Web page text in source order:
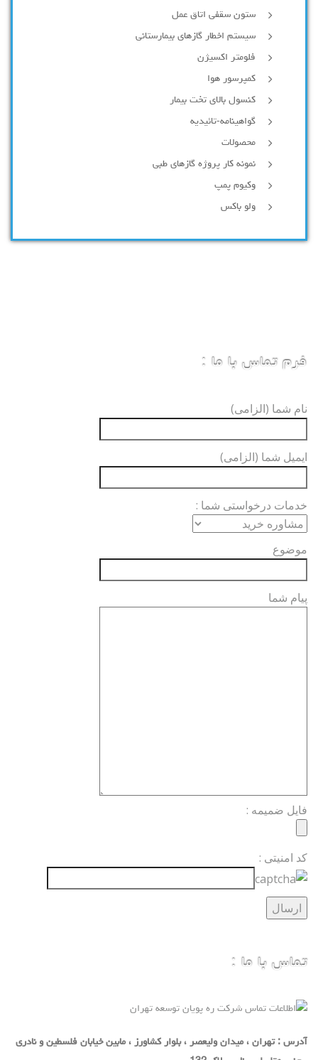
ستون سقفی اتاق عمل
سیستم اخطار گازهای بیمارستانی
فلومتر اکسیژن
کمپرسور هوا
کنسول بالای تخت بیمار
گواهینامه-تائیدیه
محصولات
نمونه کار پروژه گازهای طبی
وکیوم پمپ
ولو باکس
فرم تماس با ما :
نام شما (الزامی)
ایمیل شما (الزامی)
خدمات درخواستی شما :
موضوع
پیام شما
فایل ضمیمه :
کد امنیتی :
تماس با ما :
آدرس : تهران ، میدان ولیعصر ، بلوار کشاورز ، مابین خیابان فلسطین و نادری